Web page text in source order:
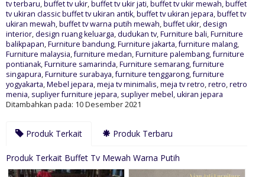
tv terbaru,buffet tv ukir,buffet tv ukir jati,buffet tv ukir mewah,buffet
tv ukiran classic buffet tv ukiran antik,buffet tv ukiran jepara,buffet tv
ukiran mewah,buffet tv warna putih mewah,buffet ukir,design
interior,design ruang keluarga,dudukan tv,Furniture bali,Furniture
balikpapan,Furniture bandung,Furniture jakarta,furniture malang,
Furniture malaysia,furniture medan,Furniture palembang,furniture
pontianak,Furniture samarinda,Furniture semarang,furniture
singapura,Furniture surabaya,furniture tenggarong,furniture
yogyakarta,Mebel jepara,meja tv minimalis,meja tv retro,retro,retro
menia, supliyer furniture jepara, supliyer mebel,ukiran jepara
Ditambahkan pada: 10 Desember 2021
Produk Terkait Produk Terbaru
Produk Terkait Buffet Tv Mewah Warna Putih